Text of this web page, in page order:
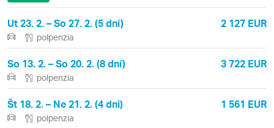
Ut 23. 2. – So 27. 2. (5 dní) 2 127 EUR
polpenzia
So 13. 2. – So 20. 2. (8 dní) 3 722 EUR
polpenzia
Št 18. 2. – Ne 21. 2. (4 dni) 1 561 EUR
polpenzia